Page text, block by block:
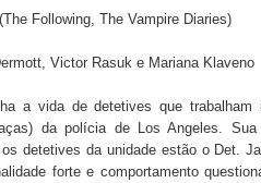
Following, The Vampire Diaries)
Victor Rasuk e Mariana Klaveno
a vida de detetives que trabalham
da polícia de Los Angeles.
detetives da unidade estão o Det.
forte e comportamento